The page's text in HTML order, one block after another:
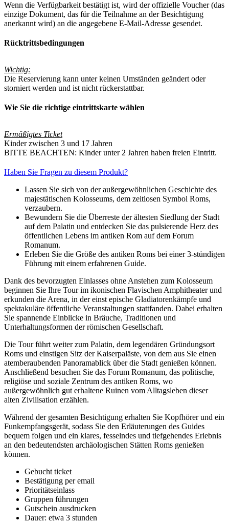
Wenn die Verfügbarkeit bestätigt ist, wird der offizielle Voucher (das
einzige Dokument, das für die Teilnahme an der Besichtigung
anerkannt wird) an die angegebene E-Mail-Adresse gesendet.
Rücktrittsbedingungen
Wichtig:
Die Reservierung kann unter keinen Umständen geändert oder
storniert werden und ist nicht rückerstattbar.
Wie Sie die richtige eintrittskarte wählen
Ermäßigtes Ticket
Kinder zwischen 3 und 17 Jahren
BITTE BEACHTEN: Kinder unter 2 Jahren haben freien Eintritt.
Haben Sie Fragen zu diesem Produkt?
Lassen Sie sich von der außergewöhnlichen Geschichte des
majestätischen Kolosseums, dem zeitlosen Symbol Roms,
verzaubern.
Bewundern Sie die Überreste der ältesten Siedlung der Stadt
auf dem Palatin und entdecken Sie das pulsierende Herz des
öffentlichen Lebens im antiken Rom auf dem Forum
Romanum.
Erleben Sie die Größe des antiken Roms bei einer 3-stündigen
Führung mit einem erfahrenen Guide.
Dank des bevorzugten Einlasses ohne Anstehen zum Kolosseum
beginnen Sie Ihre Tour im ikonischen Flavischen Amphitheater und
erkunden die Arena, in der einst epische Gladiatorenkämpfe und
spektakuläre öffentliche Veranstaltungen stattfanden. Dabei erhalten
Sie spannende Einblicke in Bräuche, Traditionen und
Unterhaltungsformen der römischen Gesellschaft.
Die Tour führt weiter zum Palatin, dem legendären Gründungsort
Roms und einstigen Sitz der Kaiserpaläste, von dem aus Sie einen
atemberaubenden Panoramablick über die Stadt genießen können.
Anschließend besuchen Sie das Forum Romanum, das politische,
religiöse und soziale Zentrum des antiken Roms, wo
außergewöhnlich gut erhaltene Ruinen vom Alltagsleben dieser
alten Zivilisation erzählen.
Während der gesamten Besichtigung erhalten Sie Kopfhörer und ein
Funkempfangsgerät, sodass Sie den Erläuterungen des Guides
bequem folgen und ein klares, fesselndes und tiefgehendes Erlebnis
an den bedeutendsten archäologischen Stätten Roms genießen
können.
Gebucht ticket
Bestätigung per email
Prioritätseinlass
Gruppen führungen
Gutschein ausdrucken
Dauer: etwa 3 stunden